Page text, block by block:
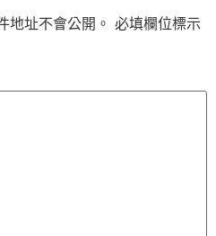
地址不會公開。 必填欄位標示